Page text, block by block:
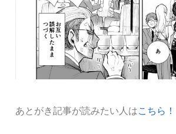
あとがき記事が読みたい人はこちら！